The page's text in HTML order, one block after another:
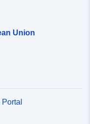
Union